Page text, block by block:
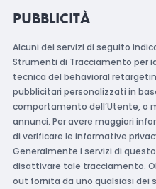
PUBBLICITÀ
Alcuni dei servizi di seguito
Strumenti di Tracciamento per
tecnica del behavioral
pubblicitari personalizzati in
comportamento dell’Utente, o
annunci. Per avere maggiori
di verificare le informative
Generalmente i servizi di
disattivare tale tracciamento.
out fornita da uno qualsiasi dei